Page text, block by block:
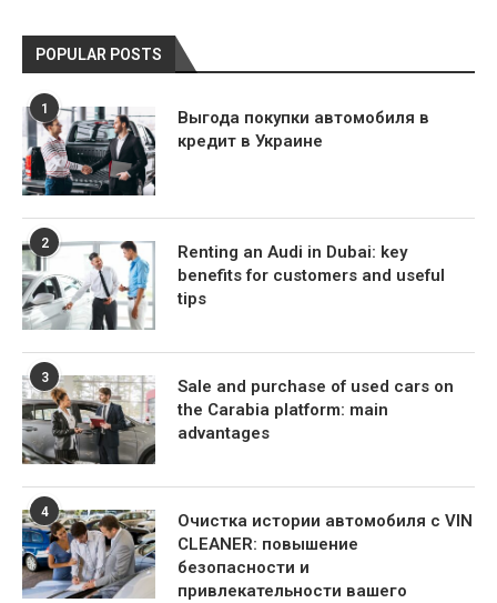
POPULAR POSTS
1
Выгода покупки автомобиля в
кредит в Украине
2
Renting an Audi in Dubai: key
benefits for customers and useful
tips
3
Sale and purchase of used cars on
the Carabia platform: main
advantages
4
Очистка истории автомобиля с VIN
CLEANER: повышение
безопасности и
привлекательности вашего